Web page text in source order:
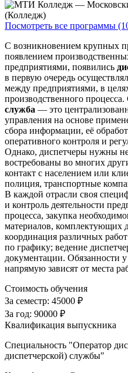
Посмотреть все программы
С возникновением крупных
появлением
предприятиями, появились
в первую очередь
между предприятиями, в
производственного процесса.
служба — это
управления на основе
сбора информации, её
оперативного контроля и
Однако, диспетчеры нужны
востребованы во многих
контакт с населением или
полиция, транспортные
В каждой отрасли своя
и контроль деятельности
процесса, закупка
материалов, комплектующих
координация различных
по графику; ведение
документации. Обязанности
напрямую зависят от места
Стоимость обучения
За семестр: 45000 ₽
За год: 90000 ₽
Квалификация выпускника
Специальность "Оператор
диспетчерской) службы"